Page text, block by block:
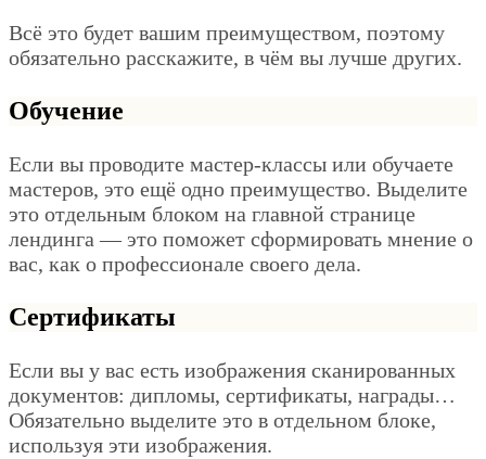
Всё это будет вашим преимуществом, поэтому
обязательно расскажите, в чём вы лучше других.
Обучение
Если вы проводите мастер-классы или обучаете
мастеров, это ещё одно преимущество. Выделите
это отдельным блоком на главной странице
лендинга — это поможет сформировать мнение о
вас, как о профессионале своего дела.
Сертификаты
Если вы у вас есть изображения сканированных
документов: дипломы, сертификаты, награды…
Обязательно выделите это в отдельном блоке,
используя эти изображения.